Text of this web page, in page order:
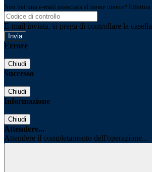
Non hai una e-mail associata al nome utente?
E-mail inviata, si prega di controllare la
Errore
Chiudi
Successo
Chiudi
Informazione
Chiudi
Attendere...
Attendere il completamento dell'operazione...